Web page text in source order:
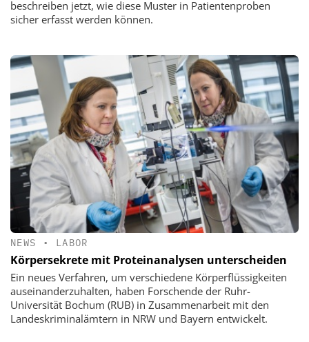
beschreiben jetzt, wie diese Muster in Patientenproben
sicher erfasst werden können.
NEWS • LABOR
Körpersekrete mit Proteinanalysen unterscheiden
Ein neues Verfahren, um verschiedene Körperflüssigkeiten
auseinanderzuhalten, haben Forschende der Ruhr-
Universität Bochum (RUB) in Zusammenarbeit mit den
Landeskriminalämtern in NRW und Bayern entwickelt.